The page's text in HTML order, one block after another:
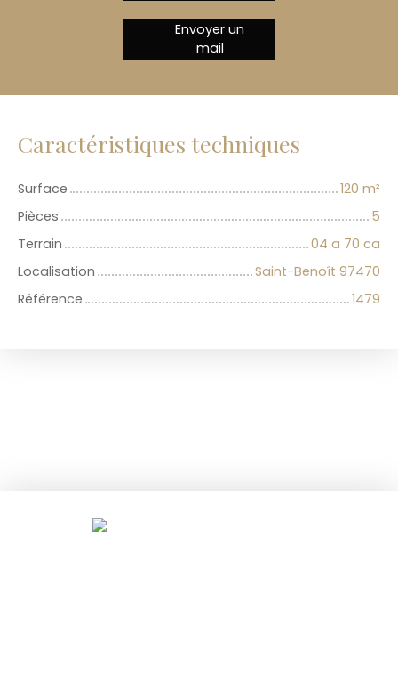
Envoyer un
mail
Caractéristiques techniques
Surface 120 m²
Pièces
5
Terrain
04 a 70 ca
Localisation
Saint-Benoît 97470
Référence
1479